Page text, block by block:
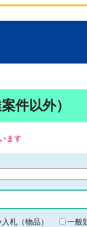
件以外）
ます
札（物品）
一般